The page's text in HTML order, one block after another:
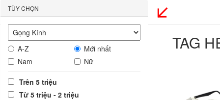
TAG
TÙY CHỌN
A-Z
Mới nhất
Nam
Nữ
Trên 5 triệu
Từ 5 triệu - 2 triệu